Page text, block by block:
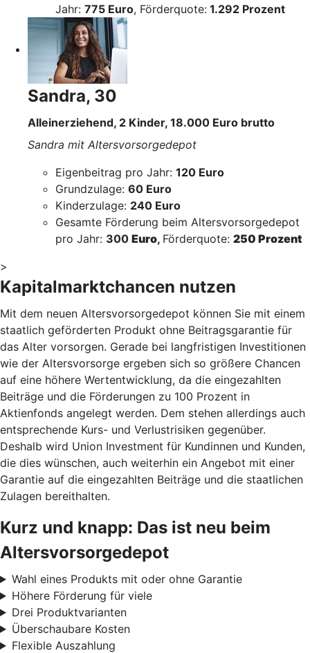
Jahr: 775 Euro, Förderquote: 1.292 Prozent
Sandra, 30
Alleinerziehend, 2 Kinder, 18.000 Euro brutto
Sandra mit Altersvorsorgedepot
Eigenbeitrag pro Jahr: 120 Euro
Grundzulage: 60 Euro
Kinderzulage: 240 Euro
Gesamte Förderung beim Altersvorsorgedepot
pro Jahr: 300 Euro, Förderquote: 250 Prozent
>
Kapitalmarktchancen nutzen
Mit dem neuen Altersvorsorgedepot können Sie mit einem
staatlich geförderten Produkt ohne Beitragsgarantie für
das Alter vorsorgen. Gerade bei langfristigen Investitionen
wie der Altersvorsorge ergeben sich so größere Chancen
auf eine höhere Wertentwicklung, da die eingezahlten
Beiträge und die Förderungen zu 100 Prozent in
Aktienfonds angelegt werden. Dem stehen allerdings auch
entsprechende Kurs- und Verlustrisiken gegenüber.
Deshalb wird Union Investment für Kundinnen und Kunden,
die dies wünschen, auch weiterhin ein Angebot mit einer
Garantie auf die eingezahlten Beiträge und die staatlichen
Zulagen bereithalten.
Kurz und knapp: Das ist neu beim
Altersvorsorgedepot
Wahl eines Produkts mit oder ohne Garantie
Höhere Förderung für viele
Drei Produktvarianten
Überschaubare Kosten
Flexible Auszahlung